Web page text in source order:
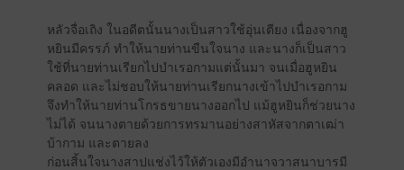
หลัวจื่อเถิง ในอดีตนั้นนางเป็นสาวใช้อุ่นเตียง เนื่องจากฮู
หยินมีครรภ์ ทำให้นายท่านขืนใจนาง และนางก็เป็นสาว
ใช้ที่นายท่านเรียกไปบำเรอกามแต่นั้นมา จนเมื่อฮูหยิน
คลอด และไม่ชอบให้นายท่านเรียกนางเข้าไปบำเรอกาม
จึงทำให้นายท่านโกรธขายนางออกไป แม้ฮูหยินก็ช่วยนาง
ไม่ได้ จนนางตายด้วยการทรมานอย่างสาหัสจากตาเฒ่า
บ้ากาม และตายลง
ก่อนสิ้นใจนางสาปแช่งไว้ให้ตัวเองมีอำนาจวาสนาบารมี